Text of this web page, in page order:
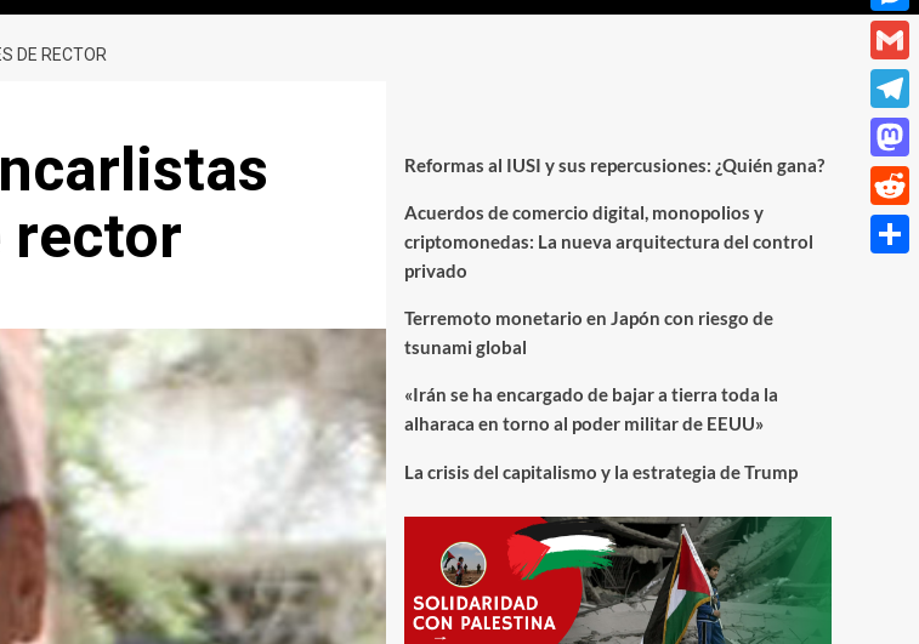
DE RECTOR
rector
Reformas al IUSI y sus repercusiones: ¿Quién gana?
Acuerdos de comercio digital, monopolios y
criptomonedas: La nueva arquitectura del control
privado
Terremoto monetario en Japón con riesgo de
tsunami global
«Irán se ha encargado de bajar a tierra toda la
alharaca en torno al poder militar de EEUU»
La crisis del capitalismo y la estrategia de Trump
Gmail